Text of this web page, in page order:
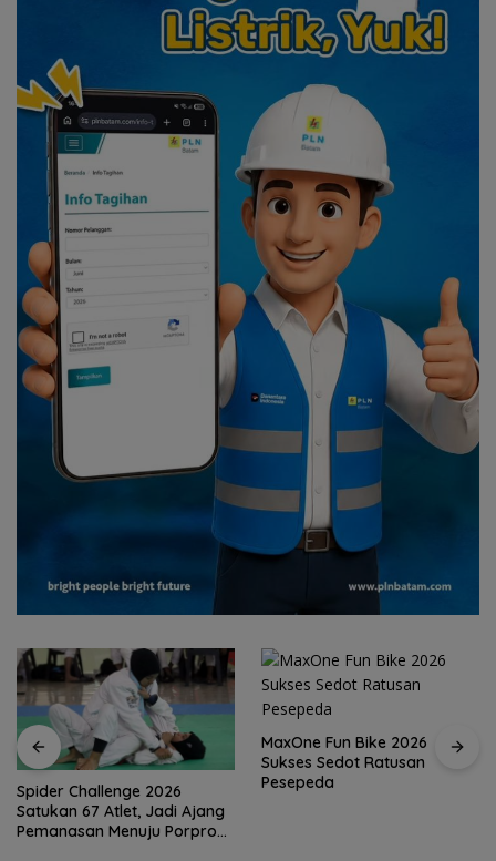
Spider Challenge 2026
Satukan 67 Atlet, Jadi Ajang
Pemanasan Menuju Porprov
MaxOne Fun Bike 2026
Sukses Sedot Ratusan
Pesepeda